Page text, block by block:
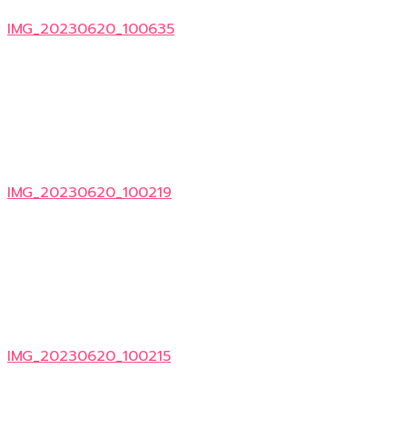
IMG_20230620_100635
IMG_20230620_100219
IMG_20230620_100215